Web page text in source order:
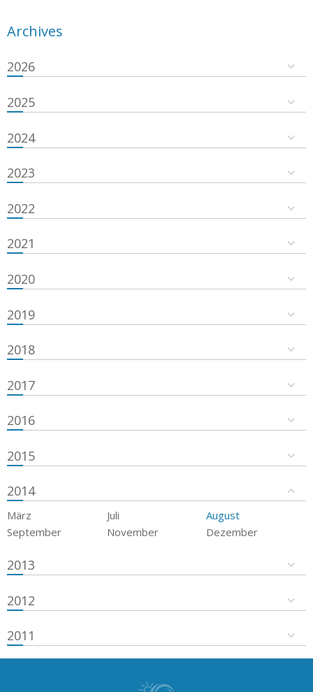
Archives
2026
2025
2024
2023
2022
2021
2020
2019
2018
2017
2016
2015
2014
März Juli
August
September
November Dezember
2013
2012
2011